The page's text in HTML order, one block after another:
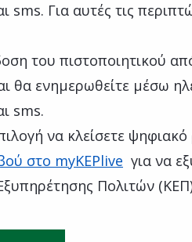
Για αυτές τις
του πιστοποιητικού
θα ενημερωθείτε μέσω
sms.
να κλείσετε
στο myKEPlive για να
Πολιτών